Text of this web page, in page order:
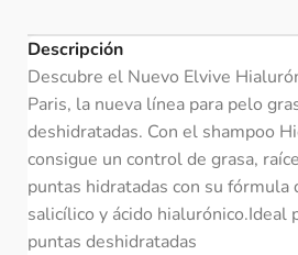
Descripción
Descubre el Nuevo Elvive
Paris, la nueva línea para pelo
deshidratadas. Con el shampoo
consigue un control de grasa,
puntas hidratadas con su fórmula
salicílico y ácido hialurónico.Ideal
puntas deshidratadas